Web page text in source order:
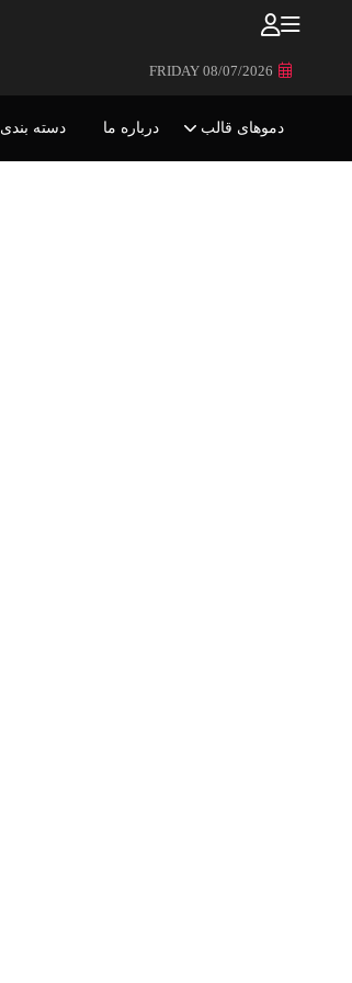
FRIDAY 08/07/2026
دموهای قالب درباره ما دسته بندی